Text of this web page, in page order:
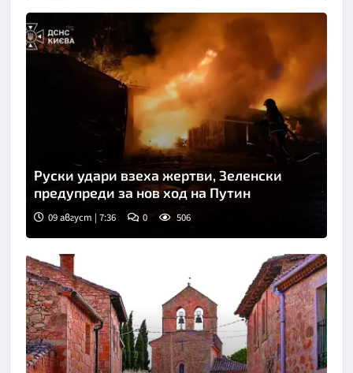
Руски удари взеха жертви, Зеленски
предупреди за нов ход на Путин
09 август | 7:36 0 506